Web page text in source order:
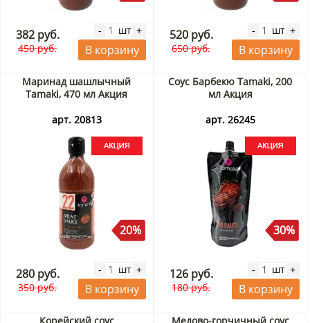
382 руб.
450 руб.
- шт +
В корзину
520 руб.
650 руб.
- шт +
В корзину
Маринад шашлычный
Tamaki, 470 мл Акция
арт. 20813
20%
280 руб.
350 руб.
- шт +
В корзину
Соус Барбекю Tamaki, 200
мл Акция
арт. 26245
30%
126 руб.
180 руб.
- шт +
В корзину